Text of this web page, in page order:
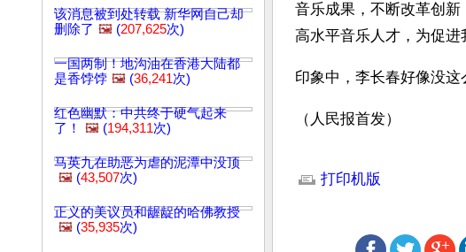
该消息被到处转载 新华网自己却
删除了 🖼️ (207,625次)
一国两制！地沟油在香港大陆都
是香饽饽 🖼️ (36,241次)
红色幽默：中共终于硬气起来
了！
🖼️ (194,311次)
马英九在助恶为虐的泥潭中没顶
🖼️ (43,507次)
正义的美议员和龌龊的哈佛教授
🖼️ (35,935次)
音乐成果，不断改革创
高水平音乐人才，为促
印象中，李长春好像没
（人民报首发）
打印机版